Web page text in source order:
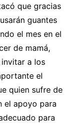
que gracias
guantes
el mes en el
de mamá,
a los
el
quien sufre de
el apoyo para
para